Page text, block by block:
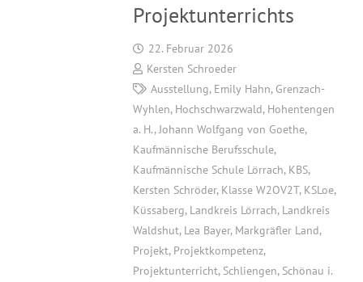
Projektunterrichts
22. Februar 2026
Kersten Schroeder
Ausstellung, Emily Hahn, Grenzach-
Wyhlen, Hochschwarzwald, Hohentengen
a. H., Johann Wolfgang von Goethe,
Kaufmännische Berufsschule,
Kaufmännische Schule Lörrach, KBS,
Kersten Schröder, Klasse W2OV2T, KSLoe,
Küssaberg, Landkreis Lörrach, Landkreis
Waldshut, Lea Bayer, Markgräfler Land,
Projekt, Projektkompetenz,
Projektunterricht, Schliengen, Schönau i.